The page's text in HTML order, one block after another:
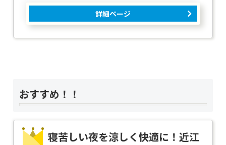
詳細ページ
おすすめ！！
寝苦しい夜を涼しく快適に！近江